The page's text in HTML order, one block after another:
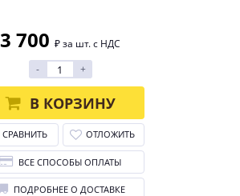
3 700 ₽ за шт. с НДС
-
+
В КОРЗИНУ
СРАВНИТЬ ОТЛОЖИТЬ
ВСЕ СПОСОБЫ ОПЛАТЫ
ПОДРОБНЕЕ О ДОСТАВКЕ